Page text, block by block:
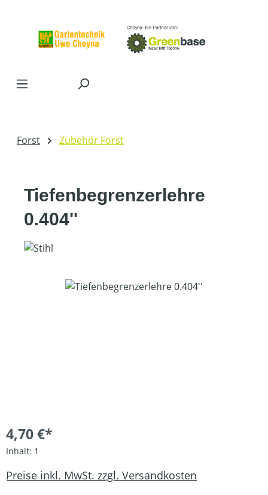
Forst Zubehör Forst
Tiefenbegrenzerlehre
0.404''
Bildergalerie überspringen
4,70 €*
Inhalt: 1
Preise inkl. MwSt. zzgl. Versandkosten